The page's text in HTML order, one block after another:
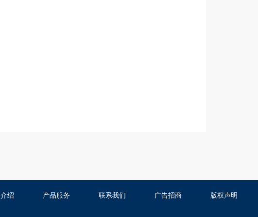
绍 产品服务 联系我们 广告招商 版权声明